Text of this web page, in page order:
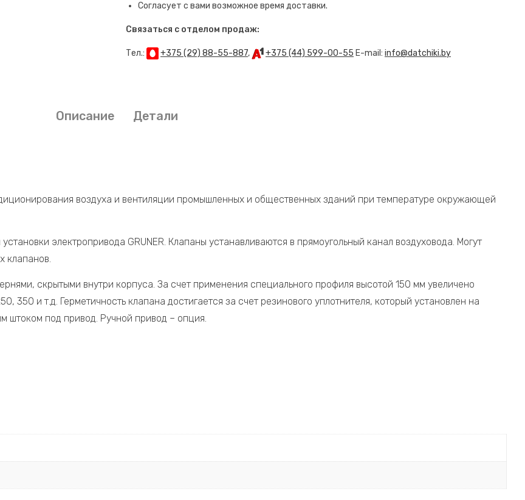
Согласует с вами возможное время доставки.
Связаться с отделом продаж:
Тел.: +375 (29) 88-55-887, +375 (44) 599-00-55 E-mail: info@datchiki.by
Описание Детали
воздуха и вентиляции промышленных и общественных зданий при температуре окружающей
электропривода GRUNER. Клапаны устанавливаются в прямоугольный канал воздуховода. Могут
клапанов.
скрытыми внутри корпуса. За счет применения специального профиля высотой 150 мм увеличено
350 и т.д. Герметичность клапана достигается за счет резинового уплотнителя, который установлен на
штоком под привод. Ручной привод – опция.